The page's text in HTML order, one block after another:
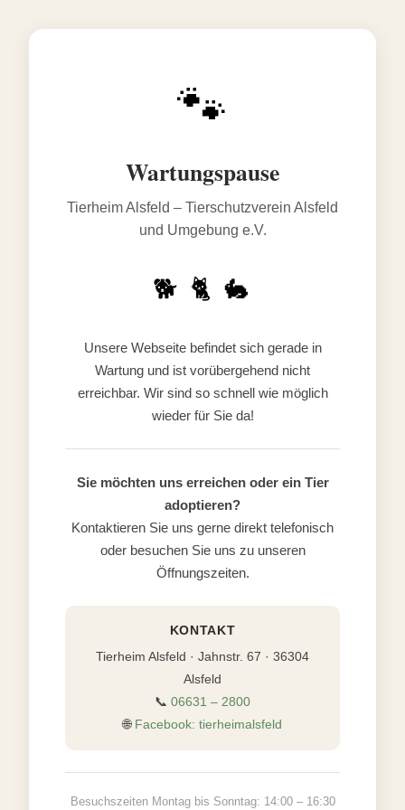
🐾
Wartungspause
Tierheim Alsfeld – Tierschutzverein Alsfeld
und Umgebung e.V.
🐕 🐈 🐇
Unsere Webseite befindet sich gerade in
Wartung und ist vorübergehend nicht
erreichbar. Wir sind so schnell wie möglich
wieder für Sie da!
Sie möchten uns erreichen oder ein Tier
adoptieren?
Kontaktieren Sie uns gerne direkt telefonisch
oder besuchen Sie uns zu unseren
Öffnungszeiten.
KONTAKT
Tierheim Alsfeld · Jahnstr. 67 · 36304
Alsfeld
📞 06631 – 2800
🌐 Facebook: tierheimalsfeld
Besuchszeiten Montag bis Sonntag: 14:00 – 16:30